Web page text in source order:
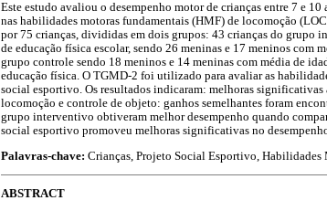
Este estudo avaliou o desempenho motor de crianças entre 7 e
nas habilidades motoras fundamentais (HMF) de locomoção
por 75 crianças, divididas em dois grupos: 43 crianças do grupo
de educação física escolar, sendo 26 meninas e 17 meninos com
grupo controle sendo 18 meninos e 14 meninas com média de
educação física. O TGMD-2 foi utilizado para avaliar as
social esportivo. Os resultados indicaram: melhoras
locomoção e controle de objeto: ganhos semelhantes foram
grupo interventivo obtiveram melhor desempenho quando
social esportivo promoveu melhoras significativas no
Palavras-chave: Crianças, Projeto Social Esportivo, Habilidades
ABSTRACT